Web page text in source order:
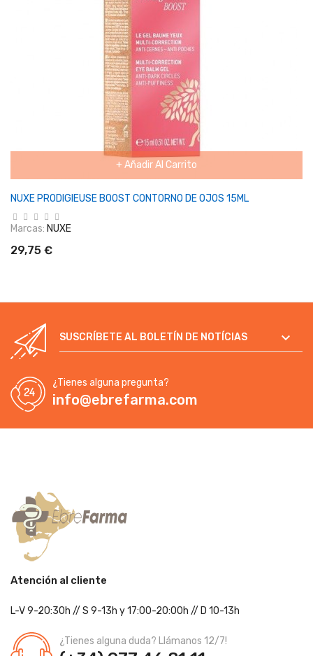
+ Añadir Al Carrito
NUXE PRODIGIEUSE BOOST CONTORNO DE OJOS 15ML
Marcas: NUXE
29,75 €
SUSCRÍBETE AL BOLETÍN DE NOTÍCIAS 
¿Tienes alguna pregunta?
info@ebrefarma.com
Atención al cliente
L-V 9-20:30h // S 9-13h y 17:00-20:00h // D 10-13h
¿Tienes alguna duda? Llámanos 12/7!